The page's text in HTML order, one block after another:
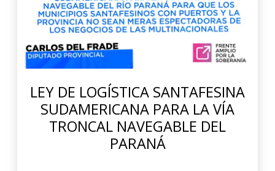
LEY DE LOGÍSTICA SANTAFESINA
SUDAMERICANA PARA LA VÍA
TRONCAL NAVEGABLE DEL
PARANÁ